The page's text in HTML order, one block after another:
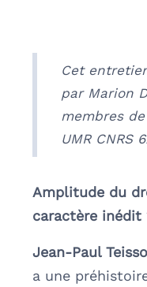
Cet
par Marion
membres
UMR CNRS
Amplitude du
caractère inédit
Jean-Paul
a une